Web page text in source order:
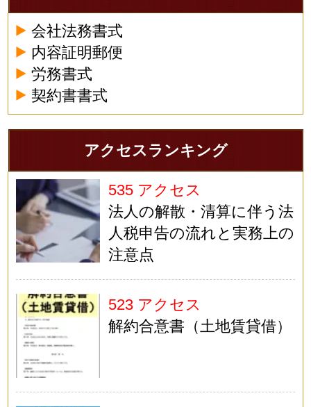
会社法務書式
内容証明郵便
労務書式
契約書書式
アクセスランキング
535 アクセス
法人の解散・清算に伴う法
人税申告の流れと実務上の
注意点
523 アクセス
解約合意書（土地賃貸借）